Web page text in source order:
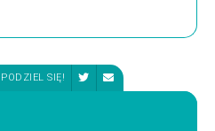
PODZIEL SIĘ!